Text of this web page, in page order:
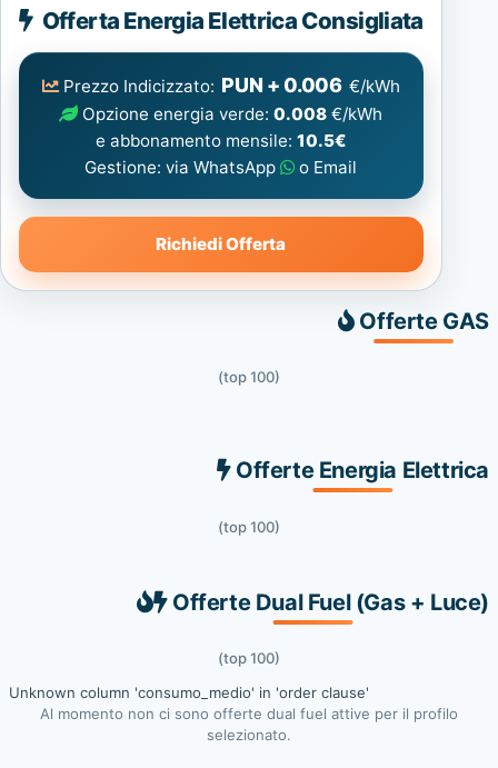
Energia
Elettrica
consigliata
Offerta Energia Elettrica Consigliata
Prezzo Indicizzato: PUN + 0.006 €/kWh
Opzione energia verde:0.008 €/kWh
e abbonamento mensile: 10.5€
Gestione: via WhatsApp
o Email
Richiedi Offerta
Offerte GAS
(top 100)
Offerte Energia Elettrica
(top 100)
Offerte Dual Fuel (Gas + Luce)
(top 100)
Unknown column 'consumo_medio' in 'order clause'
Al momento non ci sono offerte dual fuel attive per il profilo
selezionato.